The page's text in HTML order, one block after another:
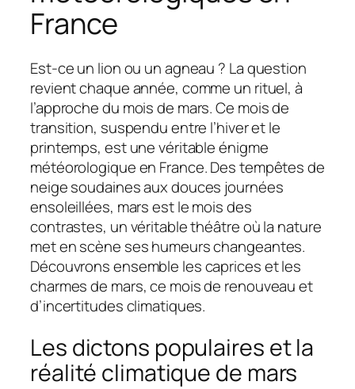
France
Est-ce un lion ou un agneau ? La question
revient chaque année, comme un rituel, à
l’approche du mois de mars. Ce mois de
transition, suspendu entre l’hiver et le
printemps, est une véritable énigme
météorologique en France. Des tempêtes de
neige soudaines aux douces journées
ensoleillées, mars est le mois des
contrastes, un véritable théâtre où la nature
met en scène ses humeurs changeantes.
Découvrons ensemble les caprices et les
charmes de mars, ce mois de renouveau et
d’incertitudes climatiques.
Les dictons populaires et la
réalité climatique de mars